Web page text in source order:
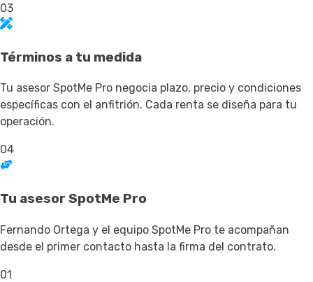
03
Términos a tu medida
Tu asesor SpotMe Pro negocia plazo, precio y condiciones
específicas con el anfitrión. Cada renta se diseña para tu
operación.
04
Tu asesor SpotMe Pro
Fernando Ortega y el equipo SpotMe Pro te acompañan
desde el primer contacto hasta la firma del contrato.
01